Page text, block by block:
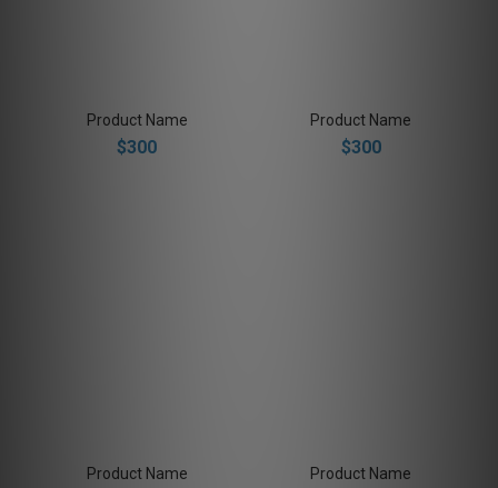
Product Name
$300
Product Name
$300
Product Name Product Name